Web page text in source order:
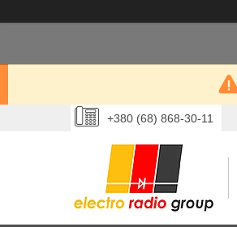
+380 (68) 868-30-11